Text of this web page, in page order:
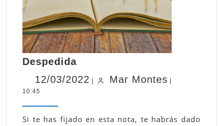
Despedida
12/03/2022 12/03/2022
Mar Montes Mar
10:45
Si te has fijado en esta nota, te habrás dado